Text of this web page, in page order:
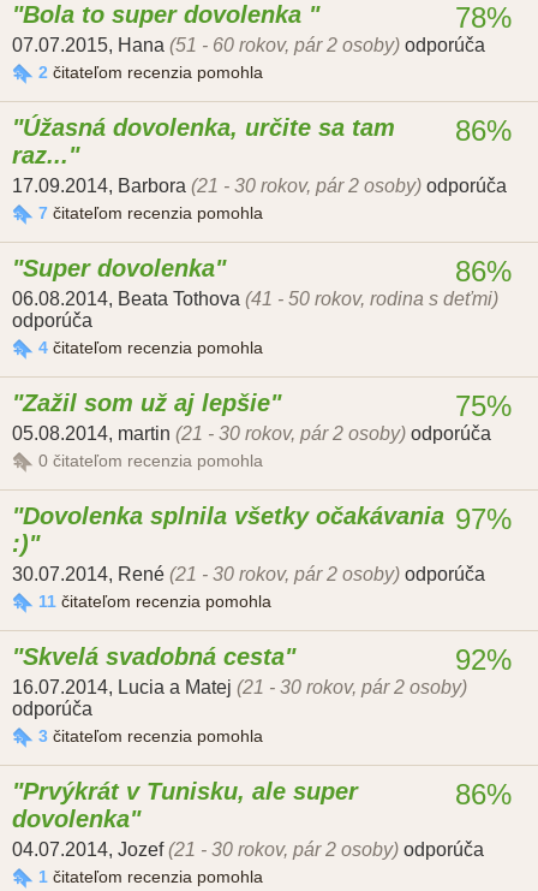
Bola to super dovolenka
07.07.2015, Hana (51 - 60 rokov, pár 2 osoby) odporúča
2 čitateľom recenzia pomohla
78%
Úžasná dovolenka, určite sa tam
raz...
17.09.2014, Barbora (21 - 30 rokov, pár 2 osoby) odporúča
7 čitateľom recenzia pomohla
86%
Super dovolenka
06.08.2014, Beata Tothova (41 - 50 rokov, rodina s deťmi)
odporúča
4 čitateľom recenzia pomohla
86%
Zažil som už aj lepšie
05.08.2014, martin (21 - 30 rokov, pár 2 osoby) odporúča
0 čitateľom recenzia pomohla
75%
Dovolenka splnila všetky očakávania
:)
30.07.2014, René (21 - 30 rokov, pár 2 osoby) odporúča
11 čitateľom recenzia pomohla
97%
Skvelá svadobná cesta
16.07.2014, Lucia a Matej (21 - 30 rokov, pár 2 osoby)
odporúča
3 čitateľom recenzia pomohla
92%
Prvýkrát v Tunisku, ale super
dovolenka
04.07.2014, Jozef (21 - 30 rokov, pár 2 osoby) odporúča
1 čitateľom recenzia pomohla
86%